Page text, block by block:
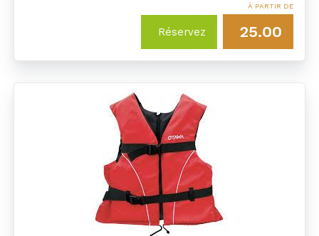
Réservez
À PARTIR DE
25.00